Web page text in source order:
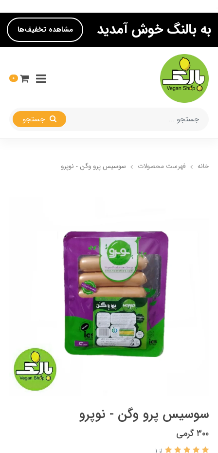
.
به بالنگ خوش آمدید مشاهده تخفیف‌ها
0
خانه فهرست محصولات سوسیس پرو وگن - نوپرو
سوسیس پرو وگن - نوپرو
۳۰۰ گرمی
از 1